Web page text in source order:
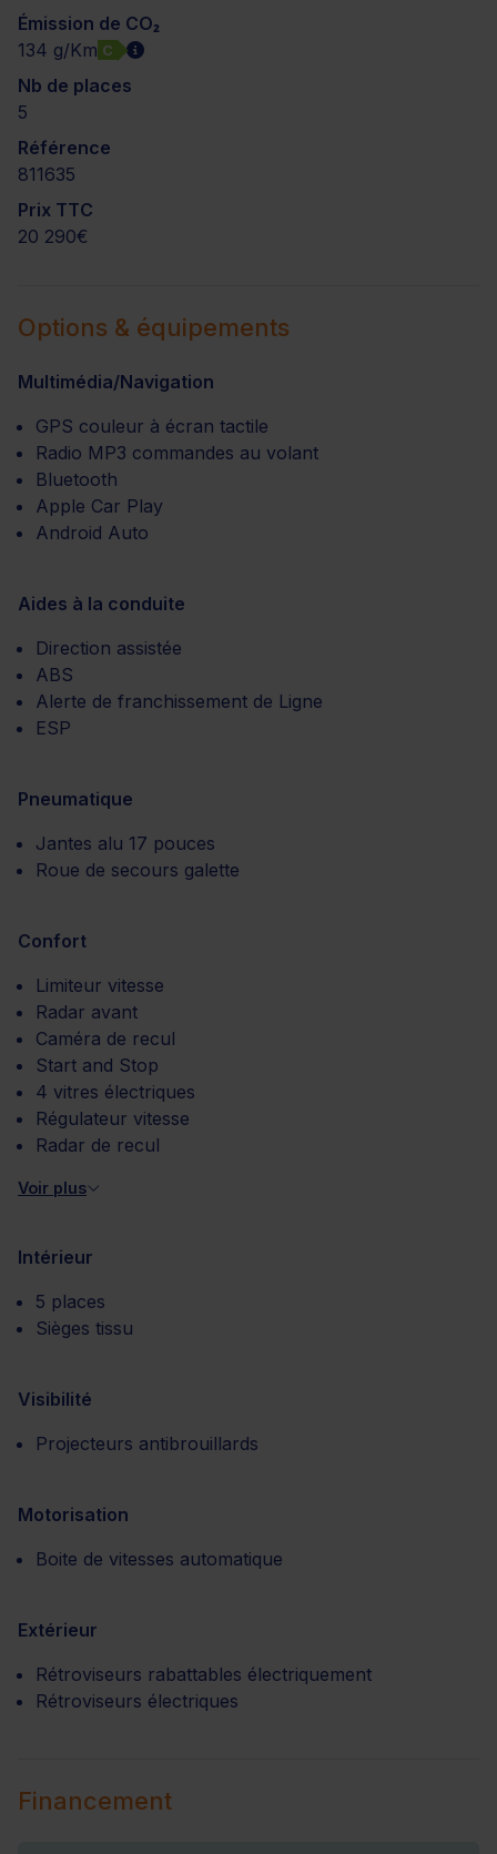
Émission de CO₂
134 g/Km C
Nb de places
5
Référence
811635
Prix TTC
20 290€
Options & équipements
Multimédia/Navigation
GPS couleur à écran tactile
Radio MP3 commandes au volant
Bluetooth
Apple Car Play
Android Auto
Aides à la conduite
Direction assistée
ABS
Alerte de franchissement de Ligne
ESP
Pneumatique
Jantes alu 17 pouces
Roue de secours galette
Confort
Limiteur vitesse
Radar avant
Caméra de recul
Start and Stop
4 vitres électriques
Régulateur vitesse
Radar de recul
Voir plus
Intérieur
5 places
Sièges tissu
Visibilité
Projecteurs antibrouillards
Motorisation
Boite de vitesses automatique
Extérieur
Rétroviseurs rabattables électriquement
Rétroviseurs électriques
Financement